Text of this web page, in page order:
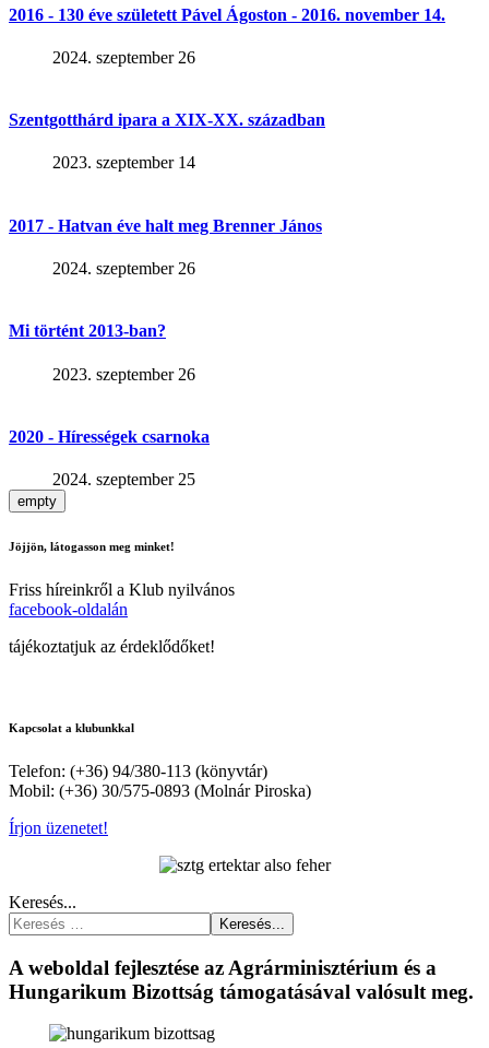
2016 - 130 éve született Pável Ágoston - 2016. november 14.
2024. szeptember 26
Szentgotthárd ipara a XIX-XX. században
2023. szeptember 14
2017 - Hatvan éve halt meg Brenner János
2024. szeptember 26
Mi történt 2013-ban?
2023. szeptember 26
2020 - Hírességek csarnoka
2024. szeptember 25
empty
Jöjjön, látogasson meg minket!
Friss híreinkről a Klub nyilvános
facebook-oldalán
tájékoztatjuk az érdeklődőket!
Kapcsolat a klubunkkal
Telefon: (+36) 94/380-113 (könyvtár)
Mobil: (+36) 30/575-0893 (Molnár Piroska)
Írjon üzenetet!
Keresés...
Keresés...
A weboldal fejlesztése az Agrárminisztérium és a
Hungarikum Bizottság támogatásával valósult meg.